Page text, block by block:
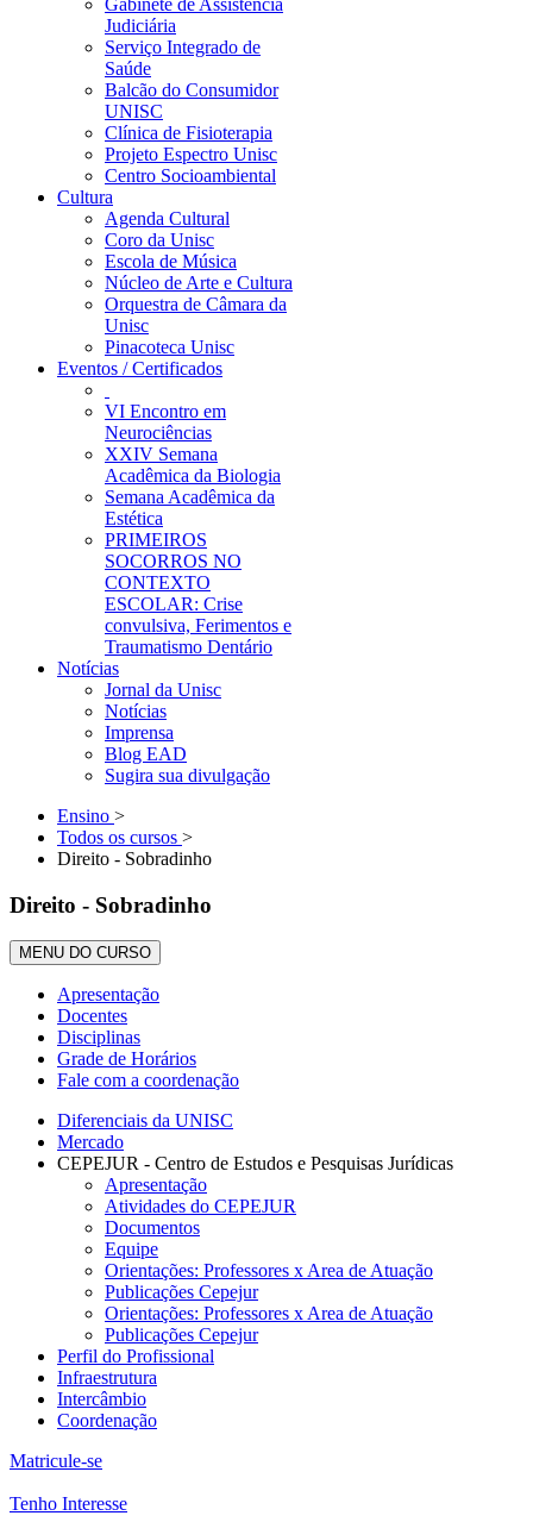
Gabinete de Assistência
Judiciária
Serviço Integrado de
Saúde
Balcão do Consumidor
UNISC
Clínica de Fisioterapia
Projeto Espectro Unisc
Centro Socioambiental
Cultura
Agenda Cultural
Coro da Unisc
Escola de Música
Núcleo de Arte e Cultura
Orquestra de Câmara da
Unisc
Pinacoteca Unisc
Eventos / Certificados
VI Encontro em
Neurociências
XXIV Semana
Acadêmica da Biologia
Semana Acadêmica da
Estética
PRIMEIROS
SOCORROS NO
CONTEXTO
ESCOLAR: Crise
convulsiva, Ferimentos e
Traumatismo Dentário
Notícias
Jornal da Unisc
Notícias
Imprensa
Blog EAD
Sugira sua divulgação
Ensino >
Todos os cursos >
Direito - Sobradinho
Direito - Sobradinho
MENU DO CURSO
Apresentação
Docentes
Disciplinas
Grade de Horários
Fale com a coordenação
Diferenciais da UNISC
Mercado
CEPEJUR - Centro de Estudos e Pesquisas Jurídicas
Apresentação
Atividades do CEPEJUR
Documentos
Equipe
Orientações: Professores x Area de Atuação
Publicações Cepejur
Orientações: Professores x Area de Atuação
Publicações Cepejur
Perfil do Profissional
Infraestrutura
Intercâmbio
Coordenação
Matricule-se
Tenho Interesse